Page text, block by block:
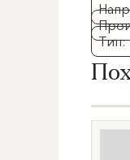
Тип: